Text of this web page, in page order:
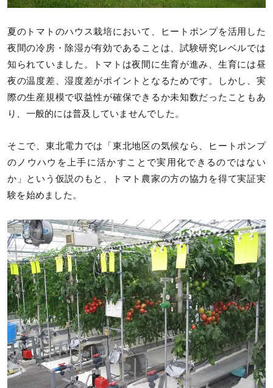
夏のトマトのハウス栽培において、ヒートポンプを活用した
夜間の冷房・除湿が有効であることは、試験研究レベルでは
知られていました。トマトは夜間に生育が進み、生育には昼
夜の温度差、湿度差がポイントとなるためです。しかし、実
際の生産規模で収益性が確保できるか未知数だったこともあ
り、一般的には普及していませんでした。
そこで、東北電力では「東北地区の気候なら、ヒートポンプ
のノウハウを上手に活かすことで実用化できるのではない
か」という仮説のもと、トマト農家の方の協力を得て実証実
験を始めました。